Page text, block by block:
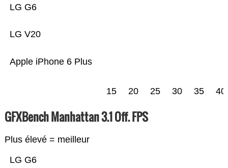
Apple iPhone 6 Plus
LG V20
LG G6
15 20 25 30 35 40
GFXBench Manhattan 3.1 Off. FPS
Plus élevé = meilleur
LG G6